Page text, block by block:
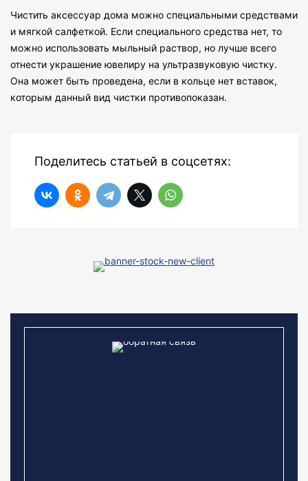
Чистить аксессуар дома можно специальными средствами
и мягкой салфеткой. Если специального средства нет, то
можно использовать мыльный раствор, но лучше всего
отнести украшение ювелиру на ультразвуковую чистку.
Она может быть проведена, если в кольце нет вставок,
которым данный вид чистки противопоказан.
Поделитесь статьей в соцсетях: